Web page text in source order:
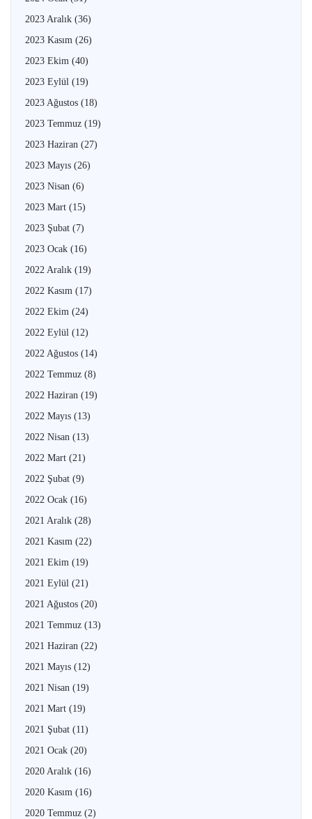
2023 Aralık (36)
2023 Kasım (26)
2023 Ekim (40)
2023 Eylül (19)
2023 Ağustos (18)
2023 Temmuz (19)
2023 Haziran (27)
2023 Mayıs (26)
2023 Nisan (6)
2023 Mart (15)
2023 Şubat (7)
2023 Ocak (16)
2022 Aralık (19)
2022 Kasım (17)
2022 Ekim (24)
2022 Eylül (12)
2022 Ağustos (14)
2022 Temmuz (8)
2022 Haziran (19)
2022 Mayıs (13)
2022 Nisan (13)
2022 Mart (21)
2022 Şubat (9)
2022 Ocak (16)
2021 Aralık (28)
2021 Kasım (22)
2021 Ekim (19)
2021 Eylül (21)
2021 Ağustos (20)
2021 Temmuz (13)
2021 Haziran (22)
2021 Mayıs (12)
2021 Nisan (19)
2021 Mart (19)
2021 Şubat (11)
2021 Ocak (20)
2020 Aralık (16)
2020 Kasım (16)
2020 Temmuz (2)